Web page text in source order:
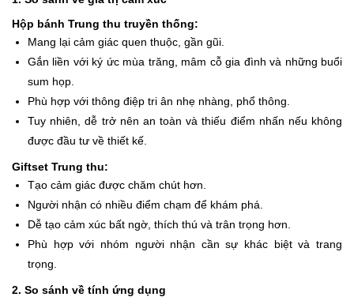
Hộp bánh Trung thu truyền thống:
Mang lại cảm giác quen thuộc, gần gũi.
Gắn liền với ký ức mùa trăng, mâm cỗ gia đình và những buổi
sum họp.
Phù hợp với thông điệp tri ân nhẹ nhàng, phổ thông.
Tuy nhiên, dễ trở nên an toàn và thiếu điểm nhấn nếu không
được đầu tư về thiết kế.
Giftset Trung thu:
Tạo cảm giác được chăm chút hơn.
Người nhận có nhiều điểm chạm để khám phá.
Dễ tạo cảm xúc bất ngờ, thích thú và trân trọng hơn.
Phù hợp với nhóm người nhận cần sự khác biệt và trang
trọng.
2. So sánh về tính ứng dụng